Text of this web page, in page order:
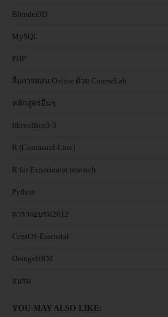
Blender3D
MySQL
PHP
สื่อการสอน Online ด้วย CourseLab
หลักสูตรอื่นๆ
libreoffice3-3
R (Command-Line)
R for Experiment research
Python
ตารางอบรม2012
CentOS-Essential
OrangeHRM
อบรม
YOU MAY ALSO LIKE: